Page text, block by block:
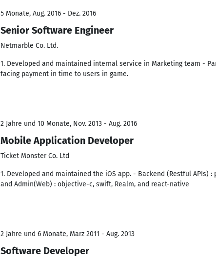
5 Monate, Aug. 2016 - Dez. 2016
Senior Software Engineer
Netmarble Co. Ltd.
1. Developed and maintained internal service in Marketing team -
facing payment in time to users in game.
2 Jahre und 10 Monate, Nov. 2013 - Aug. 2016
Mobile Application Developer
Ticket Monster Co. Ltd
1. Developed and maintained the iOS app. - Backend (Restful APIs)
and Admin(Web) : objective-c, swift, Realm, and react-native
2 Jahre und 6 Monate, März 2011 - Aug. 2013
Software Developer